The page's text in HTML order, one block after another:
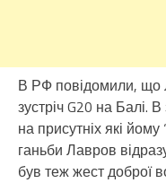
В РФ повідомили, що
зустріч G20 на Балі.
на присутніх які
ганьби Лавров
був теж жест доброї